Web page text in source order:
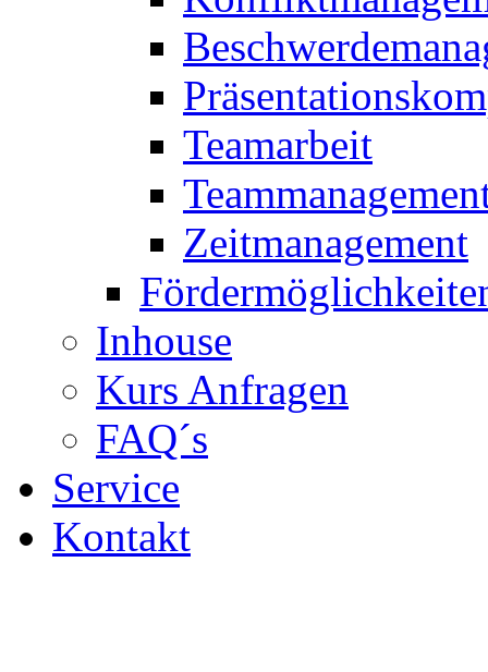
Teamarbeit
Zeitmanagement
Inhouse
Kurs Anfragen
FAQ´s
Service
Kontakt